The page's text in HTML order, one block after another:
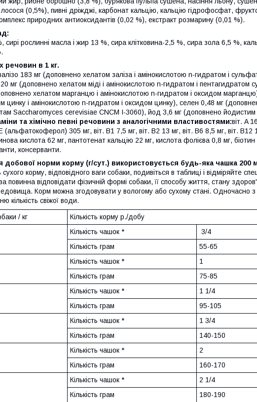
(0,5%), пивні дріжджі, карбонат кальцію, кальцію гідрофосфат,
природних антиоксидантів (0,02 %), екстракт розмарину (0,01 %).
сирі рослинні масла і жир 13 %, сира клітковина-2,5 %, сира зола 6,5 %,
речовин в 1 кг.
183 мг (доповнено хелатом заліза і амінокислотою n-гидратом і
мг (доповнено хелатом міді і амінокислотою n-гидратом і пентагидратом
хелатом марганцю і амінокислотою n-гидратом і оксидом
цинку і амінокислотою n-гидратом і оксидом цинку), селен 0,48 мг
Saccharomyces cerevisiae CNCM I-3060), йод 3,6 мг (доповнено йодистим
та хімічно певні речовини з аналогічними властивостями:віт. A
(альфатокоферол) 305 мг, віт. B1 7,5 мг, віт. B2 13 мг, віт. B6 8,5 мг, віт. B12
кислота 62 мг, пантотенат кальцію 22 мг, кислота фолієва 0,8 мг,
консерванти.
норми корму (г/сут.) використовується будь-яка чашка 200
сухого корму, відповідного ваги собаки, подивіться в таблиці і відміряйте
відповідати фізичній формі собаки, її способу життя, стану
Корм можна згодовувати у вологому або сухому стані. Одночасно
кількість свіжої води.
/ кг Кількість корму р./добу
Кількість чашок *
3/4
Кількість грам
55-65
Кількість чашок *
1
Кількість грам
75-85
Кількість чашок *
1 1/4
Кількість грам
95-105
Кількість чашок *
1 3/4
Кількість грам
140-150
Кількість чашок *
2
Кількість грам
160-170
Кількість чашок *
2 1/4
Кількість грам
180-190